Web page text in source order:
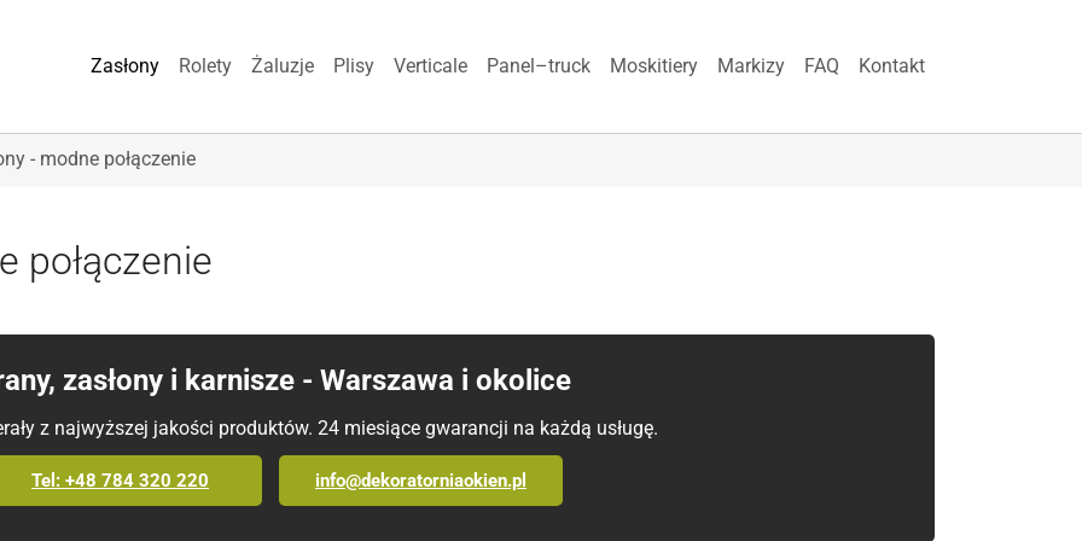
Zasłony Rolety Żaluzje Plisy Verticale Panel–truck Moskitiery Markizy FAQ Kontakt
- modne połączenie
połączenie
zasłony i karnisze - Warszawa i okolice
z najwyższej jakości produktów. 24 miesiące gwarancji na każdą usługę.
Tel: +48 784 320 220 info@dekoratorniaokien.pl